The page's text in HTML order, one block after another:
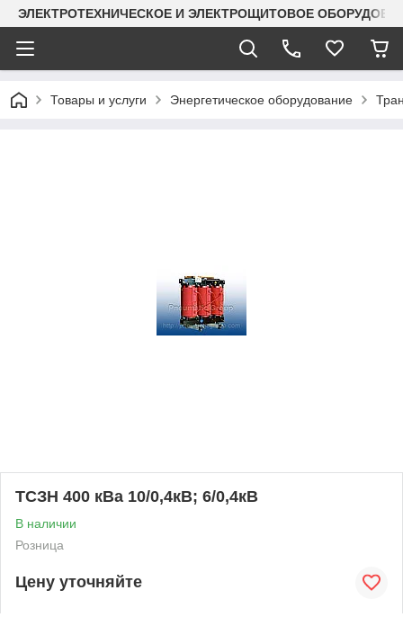
ЭЛЕКТРОТЕХНИЧЕСКОЕ И ЭЛЕКТРОЩИТОВОЕ
Товары и услуги Энергетическое оборудование
ТСЗН 400 кВа 10/0,4кВ; 6/0,4кВ
В наличии
Розница
Цену уточняйте